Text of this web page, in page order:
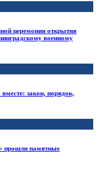
церемонии открытия
военному
закон, порядок,
прошли памятные